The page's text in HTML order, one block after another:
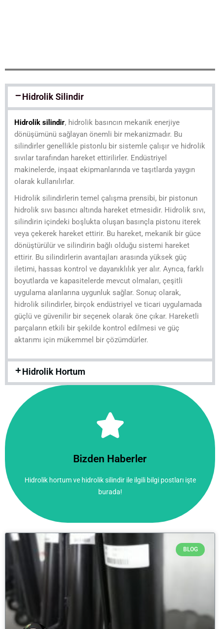
Hidrolik Silindir
Hidrolik silindir, hidrolik basıncın mekanik enerjiye
dönüşümünü sağlayan önemli bir mekanizmadır. Bu
silindirler genellikle pistonlu bir sistemle çalışır ve hidrolik
sıvılar tarafından hareket ettirilirler. Endüstriyel
makinelerde, inşaat ekipmanlarında ve taşıtlarda yaygın
olarak kullanılırlar.
Hidrolik silindirlerin temel çalışma prensibi, bir pistonun
hidrolik sıvı basıncı altında hareket etmesidir. Hidrolik sıvı,
silindirin içindeki boşlukta oluşan basınçla pistonu iterek
veya çekerek hareket ettirir. Bu hareket, mekanik bir güce
dönüştürülür ve silindirin bağlı olduğu sistemi hareket
ettirir. Bu silindirlerin avantajları arasında yüksek güç
iletimi, hassas kontrol ve dayanıklılık yer alır. Ayrıca, farklı
boyutlarda ve kapasitelerde mevcut olmaları, çeşitli
uygulama alanlarına uygunluk sağlar. Sonuç olarak,
hidrolik silindirler, birçok endüstriyel ve ticari uygulamada
güçlü ve güvenilir bir seçenek olarak öne çıkar. Hareketli
parçaların etkili bir şekilde kontrol edilmesi ve güç
aktarımı için mükemmel bir çözümdürler.
Hidrolik Hortum
Bizden Haberler
Hidrolik hortum ve hidrolik silindir ile ilgili bilgi postları işte
burada!
Bizden Haberler
burada!
Tıkla!
BLOG